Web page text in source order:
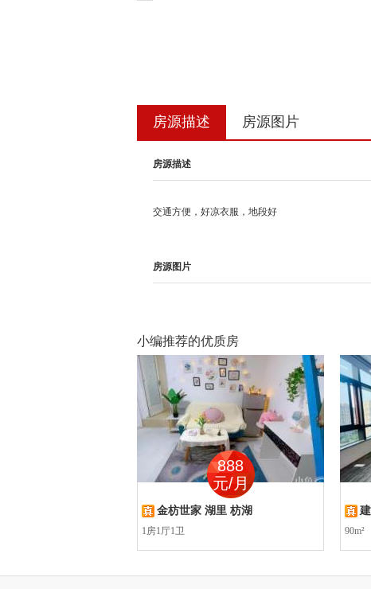
房源描述 房源图片
房源描述
交通方便，好凉衣服，地段好
房源图片
小编推荐的优质房
888
元/月
金枋世家 湖里 枋湖
1房1厅1卫 90m²